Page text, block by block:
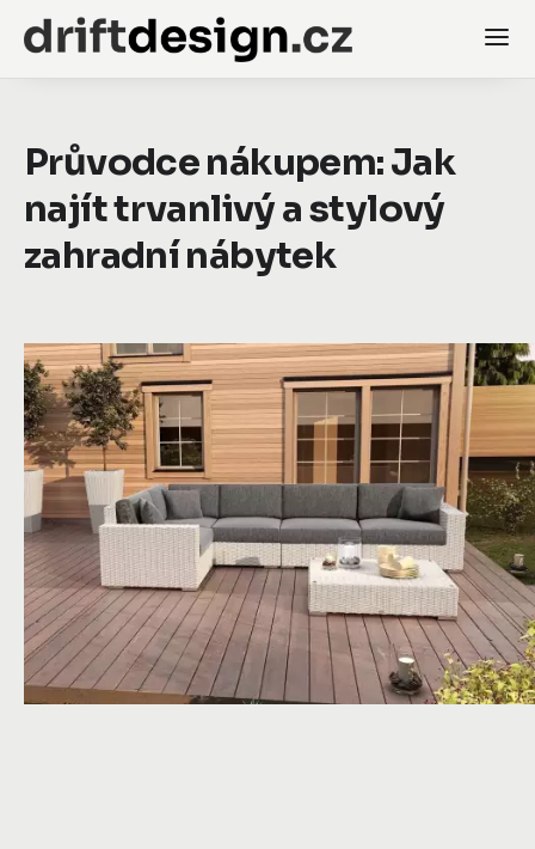
Průvodce nákupem: Jak
najít trvanlivý a stylový
zahradní nábytek